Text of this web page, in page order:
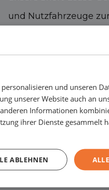
und Nutzfahrzeuge
Wir betreiben unsere
Händlerleasing
NutzfahrzeugenUnd
Zur Erweiterung des
den verschiedenen
und unseren
unserer Website auch an
Informationen
ihrer Dienste gesammelt
ABLEHNEN